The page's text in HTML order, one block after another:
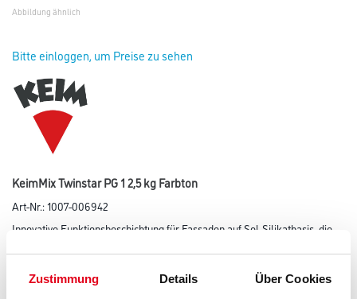
Zustimmung Details Über Cookies
Abbildung ähnlich
Bitte einloggen, um Preise zu sehen
KeimMix Twinstar PG 1 2,5 kg Farbton
Art-Nr.:1007-006942
Innovative Funktionsbeschichtung für Fassaden auf Sol-Silikatbasis, die
mit einem biozidfreien Formulierungsansatz für saubere Fassaden. KEIM
Twinstar ist wasserabweisend, hoch diffusionsfähig,
lichtecht, UV-stabil und extrem witterungsbeständig. Dank der innovativen